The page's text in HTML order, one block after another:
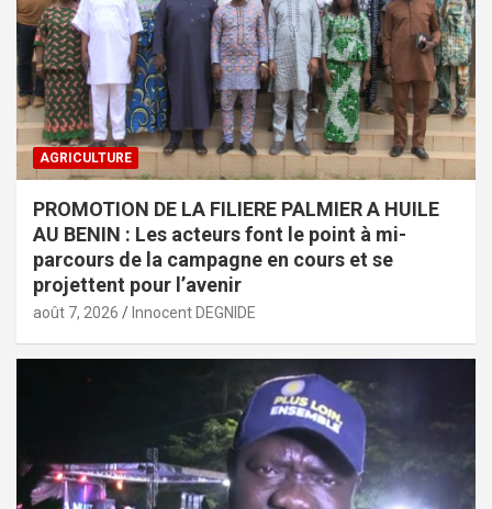
AGRICULTURE
PROMOTION DE LA FILIERE PALMIER A HUILE
AU BENIN : Les acteurs font le point à mi-
parcours de la campagne en cours et se
projettent pour l’avenir
août 7, 2026 Innocent DEGNIDE